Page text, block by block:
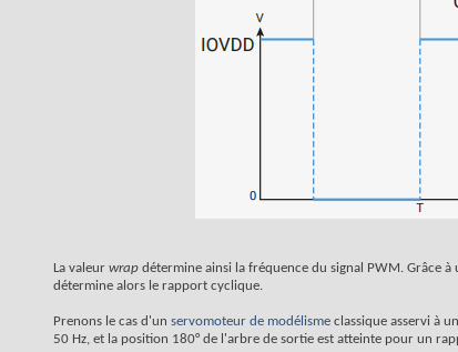
La valeur wrap détermine ainsi la fréquence du signal PWM. Grâce
détermine alors le rapport cyclique.
Prenons le cas d'un servomoteur de modélisme classique asservi à
50 Hz, et la position 180° de l'arbre de sortie est atteinte pour un